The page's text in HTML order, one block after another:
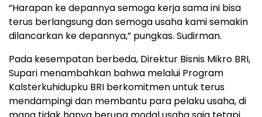
“Harapan ke depannya semoga kerja sama ini bisa
terus berlangsung dan semoga usaha kami semakin
dilancarkan ke depannya,” pungkas. Sudirman.
Pada kesempatan berbeda, Direktur Bisnis Mikro BRI,
Supari menambahkan bahwa melalui Program
Kalsterkuhidupku BRI berkomitmen untuk terus
mendampingi dan membantu para pelaku usaha, di